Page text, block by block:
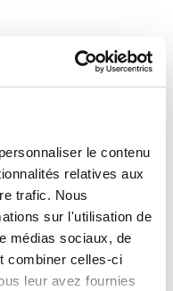
le contenu
relatives aux
trafic. Nous
sur l'utilisation de
médias sociaux, de
combiner celles-ci
leur avez fournies